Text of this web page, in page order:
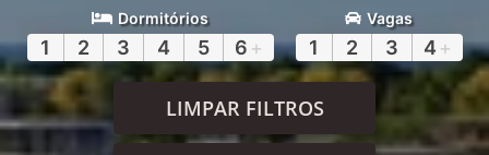
Dormitórios
1 2 3 4 5 6 +
Vagas
1 2 3 4 +
LIMPAR FILTROS